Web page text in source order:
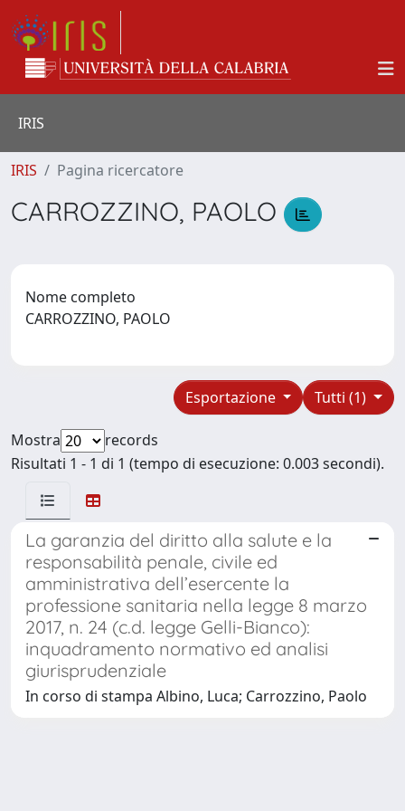
IRIS
IRIS Pagina ricercatore
CARROZZINO, PAOLO
Nome completo
CARROZZINO, PAOLO
Tutti (1)
Esportazione
Mostra
records
Risultati 1 - 1 di 1 (tempo di esecuzione: 0.003 secondi).
La garanzia del diritto alla salute e la
responsabilità penale, civile ed
amministrativa dell’esercente la
professione sanitaria nella legge 8 marzo
2017, n. 24 (c.d. legge Gelli-Bianco):
inquadramento normativo ed analisi
giurisprudenziale
In corso di stampa Albino, Luca; Carrozzino, Paolo